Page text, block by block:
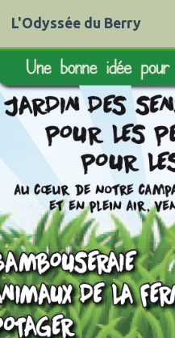
L'Odyssée du Berry